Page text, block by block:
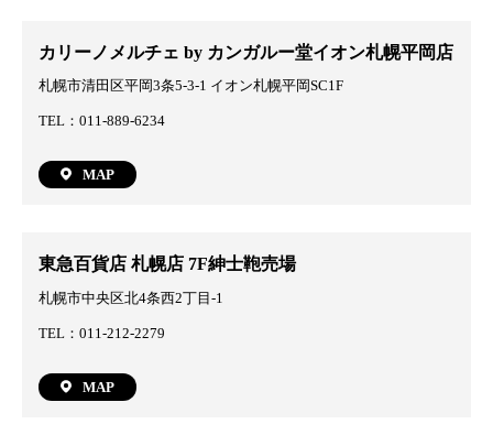
カリーノメルチェ by カンガルー堂イオン札幌平岡店
札幌市清田区平岡3条5-3-1 イオン札幌平岡SC1F
TEL：011-889-6234
MAP
東急百貨店 札幌店 7F紳士鞄売場
札幌市中央区北4条西2丁目-1
TEL：011-212-2279
MAP